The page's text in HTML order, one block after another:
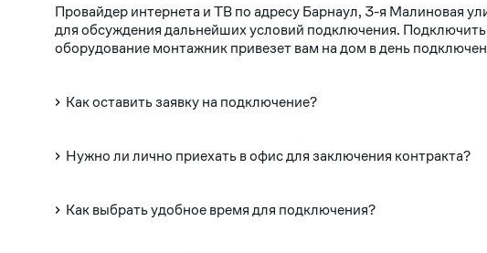
Провайдер интернета и ТВ по адресу Барнаул, 3-я Малиновая
для обсуждения дальнейших условий подключения.
оборудование монтажник привезет вам на дом в день
Как оставить заявку на подключение?
Нужно ли лично приехать в офис для заключения контракта?
Как выбрать удобное время для подключения?